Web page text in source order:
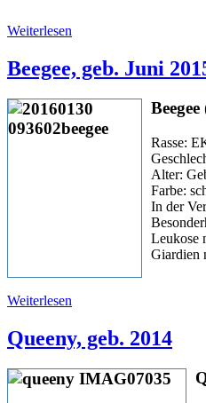
Weiterlesen
Beegee, geb. Juni
Rasse:
Alter:
Farbe:
In der
Leukose
Giardien
Weiterlesen
Queeny, geb. 2014